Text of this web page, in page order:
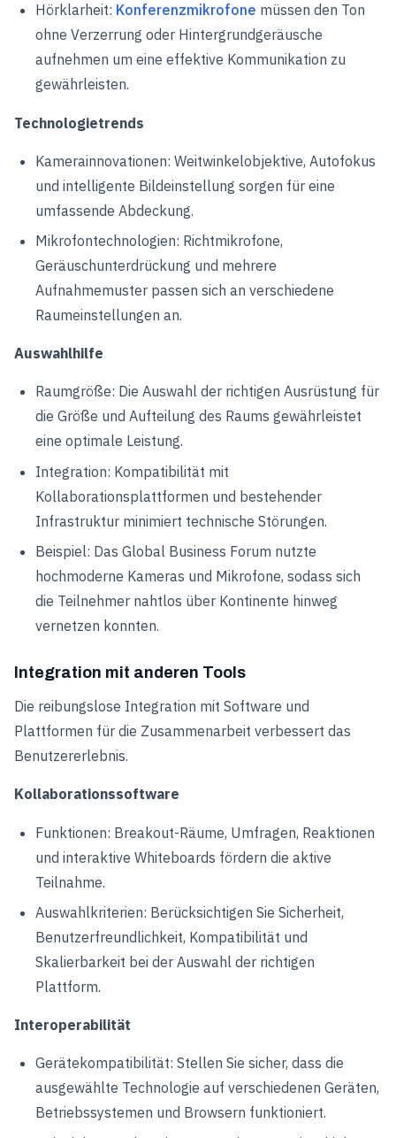
Hörklarheit: Konferenzmikrofone müssen den Ton
ohne Verzerrung oder Hintergrundgeräusche
aufnehmen um eine effektive Kommunikation zu
gewährleisten.
Technologietrends
Kamerainnovationen: Weitwinkelobjektive, Autofokus
und intelligente Bildeinstellung sorgen für eine
umfassende Abdeckung.
Mikrofontechnologien: Richtmikrofone,
Geräuschunterdrückung und mehrere
Aufnahmemuster passen sich an verschiedene
Raumeinstellungen an.
Auswahlhilfe
Raumgröße: Die Auswahl der richtigen Ausrüstung für
die Größe und Aufteilung des Raums gewährleistet
eine optimale Leistung.
Integration: Kompatibilität mit
Kollaborationsplattformen und bestehender
Infrastruktur minimiert technische Störungen.
Beispiel: Das Global Business Forum nutzte
hochmoderne Kameras und Mikrofone, sodass sich
die Teilnehmer nahtlos über Kontinente hinweg
vernetzen konnten.
Integration mit anderen Tools
Die reibungslose Integration mit Software und
Plattformen für die Zusammenarbeit verbessert das
Benutzererlebnis.
Kollaborationssoftware
Funktionen: Breakout-Räume, Umfragen, Reaktionen
und interaktive Whiteboards fördern die aktive
Teilnahme.
Auswahlkriterien: Berücksichtigen Sie Sicherheit,
Benutzerfreundlichkeit, Kompatibilität und
Skalierbarkeit bei der Auswahl der richtigen
Plattform.
Interoperabilität
Gerätekompatibilität: Stellen Sie sicher, dass die
ausgewählte Technologie auf verschiedenen Geräten,
Betriebssystemen und Browsern funktioniert.